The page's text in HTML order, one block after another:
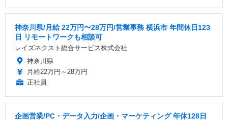
神奈川県/月給 22万円〜28万円/営業事務 横浜市 年間休日123
日 リモートワークも相談可
レイズネクスト総合サービス株式会社
神奈川県
月給22万円～28万円
正社員
企画営業/PC・データ入力/企画・マーケティング 年休128日